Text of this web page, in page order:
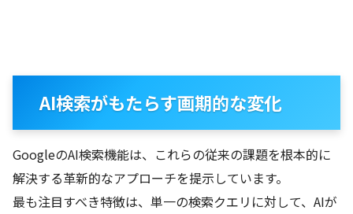
AI検索がもたらす画期的な変化
GoogleのAI検索機能は、これらの従来の課題を根本的に
解決する革新的なアプローチを提示しています。
最も注目すべき特徴は、単一の検索クエリに対して、AIが